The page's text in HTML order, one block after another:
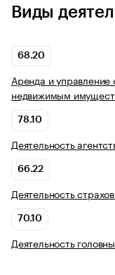
Виды
68.20
Аренда и
недвижимым
78.10
Деятельность
66.22
Деятельность
70.10
Деятельность